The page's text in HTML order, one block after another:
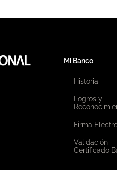
Mi Banco
Historia
Logros y
Firma
Validación
Certificado